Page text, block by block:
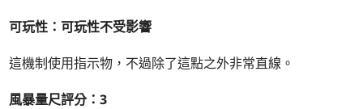
可玩性：可玩性不受影響
這機制使用指示物，不過除了這點之外非常直線。
風暴量尺評分：3